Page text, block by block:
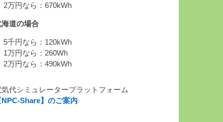
2万円なら：670kWh
海道の場合
5千円なら：120kWh
1万円なら：260Wh
2万円なら：490kWh
気代シミュレータープラットフォーム
NPC-Share】のご案内